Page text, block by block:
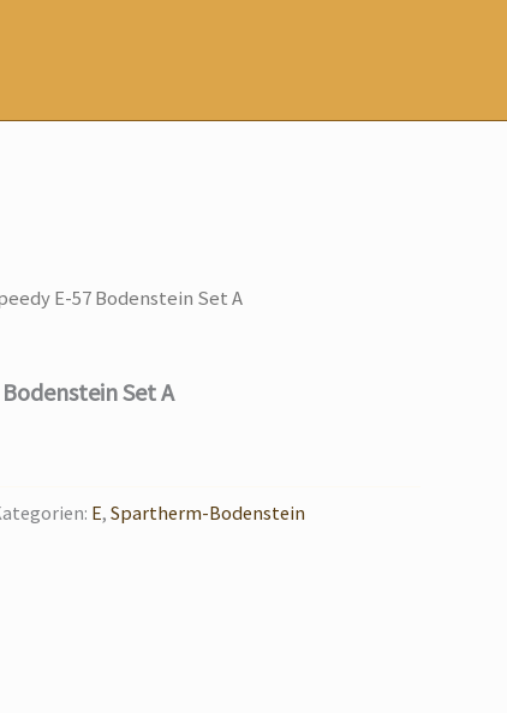
E-57 Bodenstein Set A
Set A
E, Spartherm-Bodenstein